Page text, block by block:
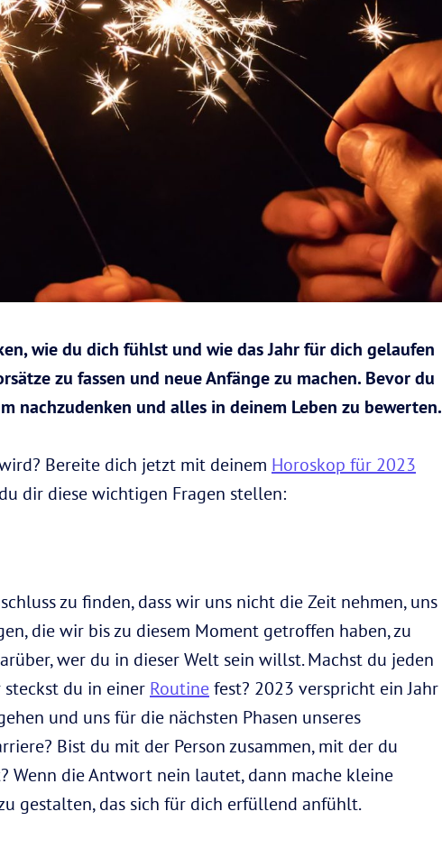
wie du dich fühlst und wie das Jahr für dich gelaufen
zu fassen und neue Anfänge zu machen. Bevor du
nachzudenken und alles in deinem Leben zu bewerten.
Bereite dich jetzt mit deinem Horoskop für 2023
dir diese wichtigen Fragen stellen:
zu finden, dass wir uns nicht die Zeit nehmen, uns
die wir bis zu diesem Moment getroffen haben, zu
wer du in dieser Welt sein willst. Machst du jeden
steckst du in einer Routine fest? 2023 verspricht ein Jahr
und uns für die nächsten Phasen unseres
Bist du mit der Person zusammen, mit der du
Wenn die Antwort nein lautet, dann mache kleine
gestalten, das sich für dich erfüllend anfühlt.